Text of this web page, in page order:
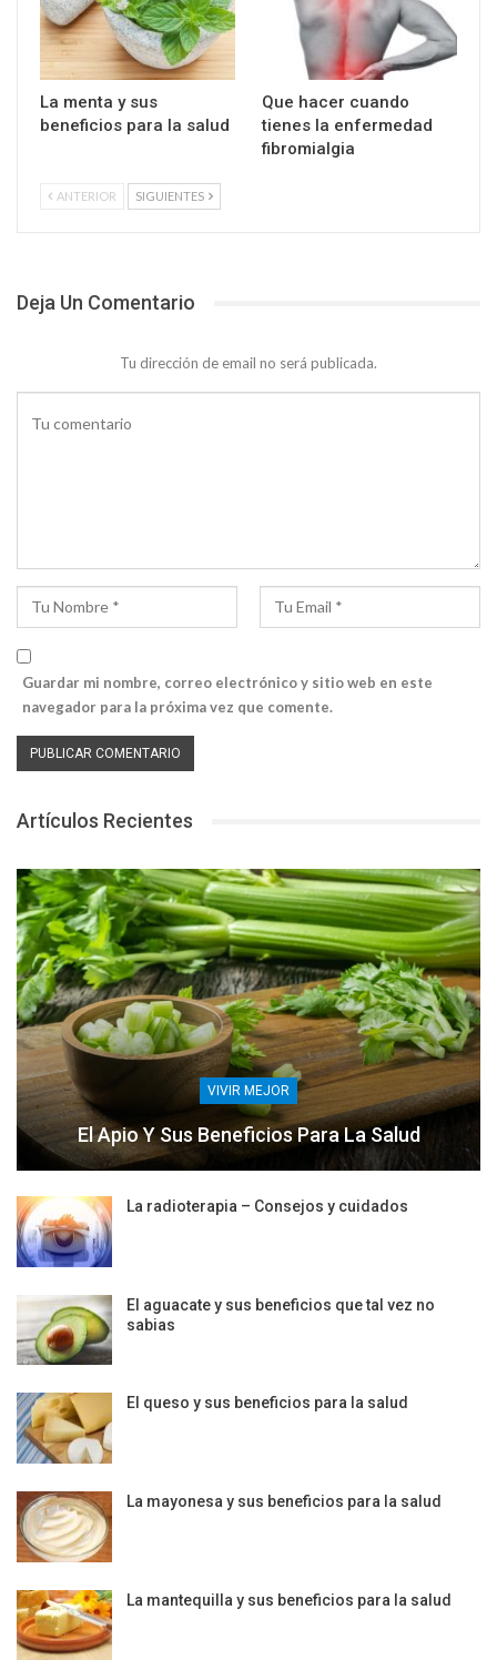
La menta y sus
beneficios para la salud
Que hacer cuando
tienes la enfermedad
fibromialgia
ANTERIOR SIGUIENTES
Deja Un Comentario
Tu dirección de email no será publicada.
Guardar mi nombre, correo electrónico y sitio web en este
navegador para la próxima vez que comente.
Artículos Recientes
VIVIR MEJOR
El Apio Y Sus Beneficios Para La Salud
La radioterapia – Consejos y cuidados
El aguacate y sus beneficios que tal vez no
sabias
El queso y sus beneficios para la salud
La mayonesa y sus beneficios para la salud
La mantequilla y sus beneficios para la salud